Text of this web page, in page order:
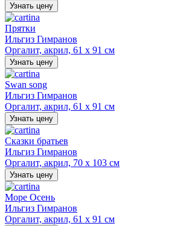
Узнать цену
Прятки
Ильгиз Гимранов
Оргалит, акрил, 61 х 91 см
Узнать цену
Swan song
Ильгиз Гимранов
Оргалит, акрил, 61 х 91 см
Узнать цену
Сказки братьев
Ильгиз Гимранов
Оргалит, акрил, 70 х 103 см
Узнать цену
Море Осень
Ильгиз Гимранов
Оргалит, акрил, 61 х 91 см